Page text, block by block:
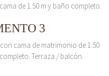
de 1.50 m y baño completo.
3
cama de matrimonio de 1.50
Terraza / balcón.